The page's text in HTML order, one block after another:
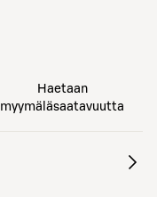
Haetaan
myymäläsaatavuutta